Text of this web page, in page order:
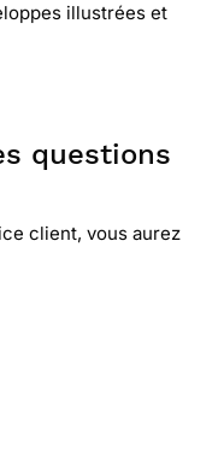
illustrées et
questions
client, vous aurez